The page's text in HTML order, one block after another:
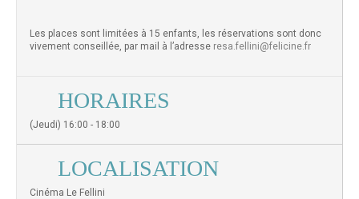
Les places sont limitées à 15 enfants, les réservations sont donc
vivement conseillée, par mail à l’adresse resa.fellini@felicine.fr
HORAIRES
(Jeudi) 16:00 - 18:00
LOCALISATION
Cinéma Le Fellini